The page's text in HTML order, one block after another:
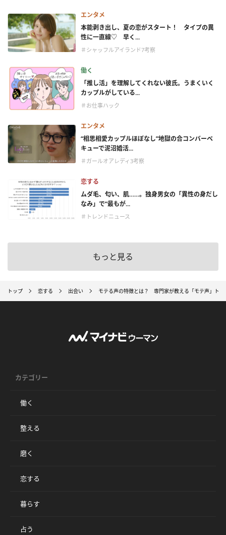
エンタメ
本能剥き出し、夏の恋がスタート！ タイプの異
性に一直線♡ 早く...
＃シャッフルアイランド7考察
働く
「推し活」を理解してくれない彼氏。うまくいく
カップルがしている...
＃お仕事ハック
エンタメ
“相思相愛カップルほぼなし”地獄の合コンバーベ
キューで泥沼婚活...
＃ガールオアレディ3考察
恋する
ムダ毛、匂い、肌……。独身男女の「異性の身だし
なみ」で“最もが...
＃トレンドニュース
もっと見る
トップ 恋する 出会い モテる声の特徴とは？ 専門家が教える「モテ声」トレ
カテゴリー
働く
整える
磨く
恋する
暮らす
占う